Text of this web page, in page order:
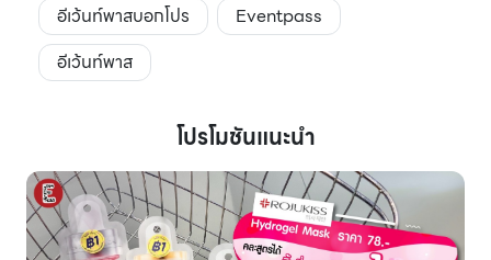
อีเว้นท์พาสบอกโปร
Eventpass
อีเว้นท์พาส
โปรโมชันแนะนำ